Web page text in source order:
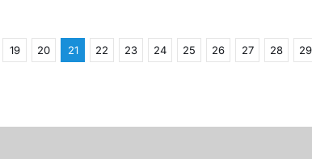
19 20 21 22 23 24 25 26 27 28 29